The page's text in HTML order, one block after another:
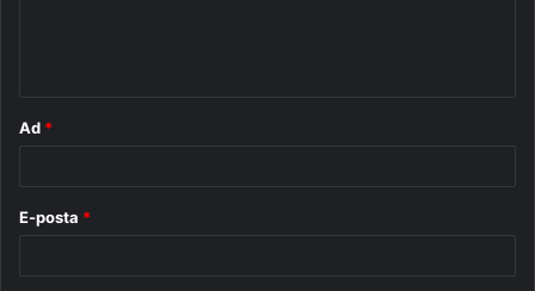
Ad *
E-posta *